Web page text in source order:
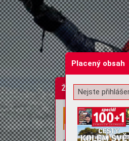
Žádost o souhlas
Placený obsah
Nejste